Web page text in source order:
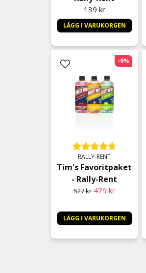
139 kr
LÄGG I VARUKORGEN
RALLY-RENT
Tim's Favoritpaket
- Rally-Rent
527 kr 479 kr
LÄGG I VARUKORGEN
-9%